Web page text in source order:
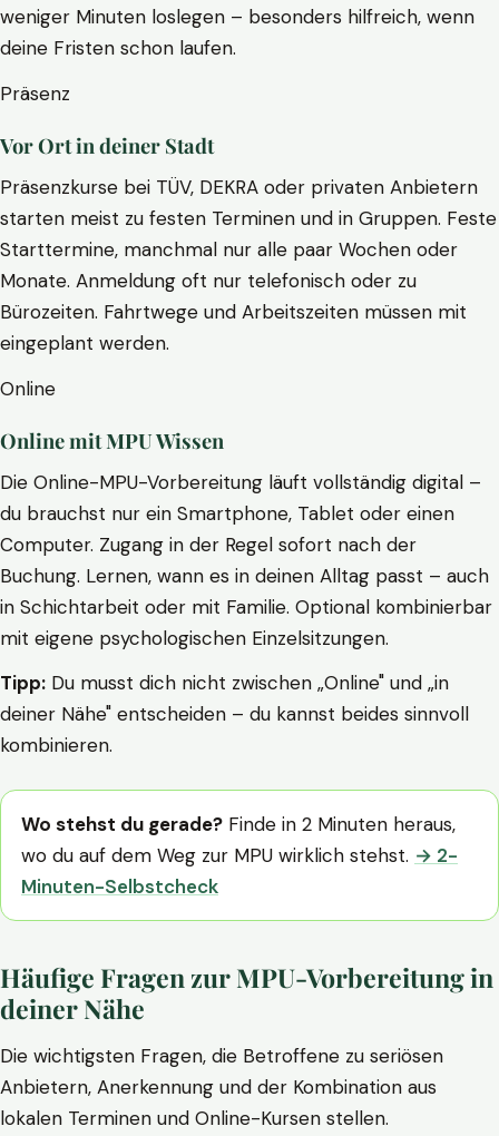
weniger Minuten loslegen – besonders hilfreich, wenn
deine Fristen schon laufen.
Präsenz
Vor Ort in deiner Stadt
Präsenzkurse bei TÜV, DEKRA oder privaten Anbietern
starten meist zu festen Terminen und in Gruppen. Feste
Starttermine, manchmal nur alle paar Wochen oder
Monate. Anmeldung oft nur telefonisch oder zu
Bürozeiten. Fahrtwege und Arbeitszeiten müssen mit
eingeplant werden.
Online
Online mit MPU Wissen
Die Online-MPU-Vorbereitung läuft vollständig digital –
du brauchst nur ein Smartphone, Tablet oder einen
Computer. Zugang in der Regel sofort nach der
Buchung. Lernen, wann es in deinen Alltag passt – auch
in Schichtarbeit oder mit Familie. Optional kombinierbar
mit eigene psychologischen Einzelsitzungen.
Tipp: Du musst dich nicht zwischen „Online" und „in
deiner Nähe" entscheiden – du kannst beides sinnvoll
kombinieren.
Wo stehst du gerade? Finde in 2 Minuten heraus,
wo du auf dem Weg zur MPU wirklich stehst. → 2-
Minuten-Selbstcheck
Häufige Fragen zur MPU-Vorbereitung in
deiner Nähe
Die wichtigsten Fragen, die Betroffene zu seriösen
Anbietern, Anerkennung und der Kombination aus
lokalen Terminen und Online-Kursen stellen.